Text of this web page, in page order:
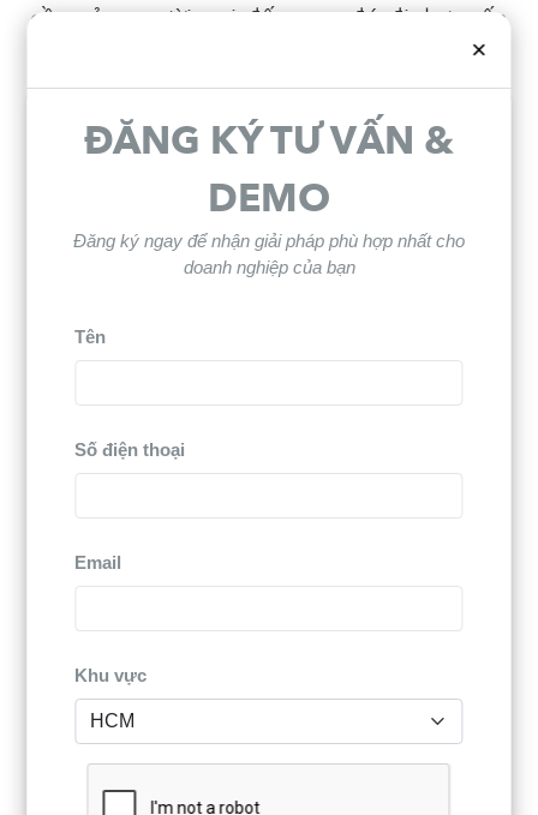
×
ĐĂNG KÝ TƯ VẤN &
DEMO
Đăng ký ngay để nhận giải pháp phù hợp nhất cho
doanh nghiệp của bạn
Tên
Số điện thoại
Email
Khu vực
cầu của người gọi đến, sau đó định tuyến
người đó đến đúng tài nguyên hoặc người
Bạn có thể xem thêm
Tương lai công nghệ
IVR và 5 lưu ý quan trọng khi lựa chọn nhà
cung cấpđể hiểu rõ hơn.